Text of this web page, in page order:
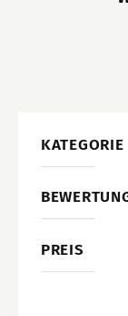
KATEGORIE
PREIS